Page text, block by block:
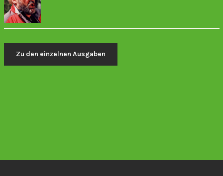
Zu den einzelnen Ausgaben